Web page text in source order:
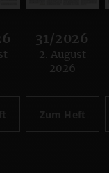
31/2026
:
2. August
2026
Zum Heft